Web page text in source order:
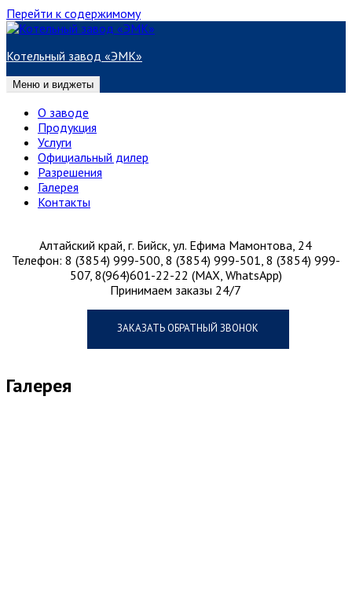
Перейти к содержимому
Котельный завод «ЭМК»
Меню и виджеты
О заводе
Продукция
Услуги
Официальный дилер
Разрешения
Галерея
Контакты
Алтайский край, г. Бийск, ул. Ефима Мамонтова, 24
Телефон: 8 (3854) 999-500, 8 (3854) 999-501, 8 (3854) 999-
507, 8(964)601-22-22 (MAX, WhatsApp)
Принимаем заказы 24/7
ЗАКАЗАТЬ ОБРАТНЫЙ ЗВОНОК
Галерея